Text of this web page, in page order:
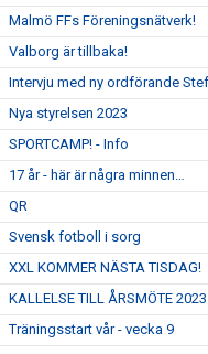
Malmö FFs Föreningsnätverk!
Valborg är tillbaka!
Intervju med ny ordförande
Nya styrelsen 2023
SPORTCAMP! - Info
17 år - här är några minnen…
QR
Svensk fotboll i sorg
XXL KOMMER NÄSTA TISDAG!
KALLELSE TILL ÅRSMÖTE 2023
Träningsstart vår - vecka 9